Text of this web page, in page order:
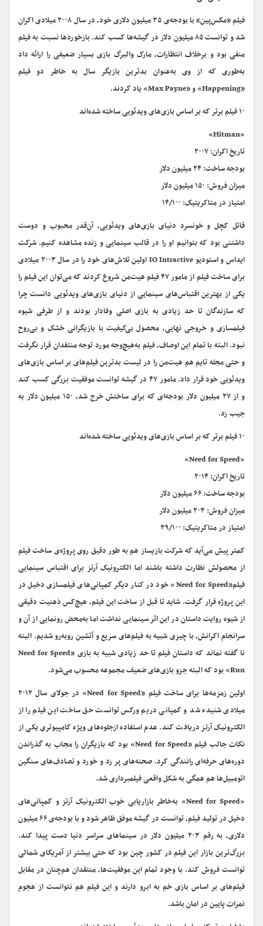
فیلم «مکس‌پین» با بودجه‌ی ۳۵ میلیون دلاری خود، در سال ۲۰۰۸ میلادی اکران
شد و توانست ۸۵ میلیون دلار در گیشه‌ها کسب کند. بازخوردها نسبت به فیلم
منفی بود و برخلاف انتظارات، مارک والبرگ بازی بسیار ضعیفی را ارائه داد
به‌طوری که از وی به‌عنوان بدترین بازیگر سال به خاطر دو فیلم
«Happening» و «Max Payne» یاد کردند.
۱۰ فیلم برتر که بر اساس بازی‌های ویدئویی ساخته شده‌اند
«Hitman»
تاریخ اکران: ۲۰۰۷
بودجه ساخت: ۲۴ میلیون دلار
میزان فروش: ۱۵۰ میلیون دلار
امتیاز در متاکریتیک: ۱۴/۱۰۰
قاتل کچل و خونسرد دنیای بازی‌های ویدئویی، آن‌قدر محبوب و دوست
داشتنی بود که بتوانیم او را در قالب سینمایی و زنده مشاهده کنیم. شرکت
ایداس و استودیو IO Intractive اولین تلاش‌های خود را در سال ۲۰۰۳ میلادی
برای ساخت فیلم از مامور ۴۷ فیلم هیت‌من شروع کردند که می‌توان این فیلم را
یکی از بهترین اقتباس‌های سینمایی از دنیای بازی‌های ویدئویی دانست چرا
که سازندگان تا حد زیادی به بازی اصلی وفادار بودند و از طرفی شیوه‌
فیلمسازی و خروجی نهایی، محصول بی‌کیفیت با بازیگرانی خشک و بی‌روح
نبود. البته با تمام این اوصاف، فیلم به‌هیچ‌وجه مورد توجه منتقدان قرار نگرفت
و حتی مجله‌ تایم هم هیت‌من را در لیست بدترین فیلم‌های بر اساس بازی‌های
ویدئویی خود قرار داد. مامور ۴۷ در گیشه توانست موفقیت بزرگی کسب کند
و از ۲۷ میلیون دلار بودجه‌ای که برای ساختش خرج شد، ۱۵۰ میلیون دلار به
جیب زد.
۱۰ فیلم برتر که بر اساس بازی‌های ویدئویی ساخته شده‌اند
«Need for Speed»
تاریخ اکران: ۲۰۱۴
بودجه ساخت: ۶۶ میلیون دلار
میزان فروش: ۲۰۳ میلیون دلار
امتیاز در متاکریتیک: ۳۹/۱۰۰
کمتر پیش می‌آید که شرکت بازیساز هم به طور دقیق روی پروژه‌ی ساخت فیلم
از محصولش نظارت داشته باشند اما الکترونیک آرتز برای اقتباس سینمایی
فیلم«Need for Speed» خود در کنار دیگر کمپانی‌های فیلمسازی دخیل در
این پروژه قرار گرفت. شاید تا قبل از ساخت این فیلم، هیچ‌کس ذهنیت دقیقی
از شیوه‌ روایت داستان در این اثر سینمایی نداشت اما به‌محض رونمایی از آن و
سرانجام اکرانش، با چیزی شبیه به فیلم‌های سریع و آتشین رو‌به‌رو شدیم. البته
نا گفته نماند که داستان فیلم تا حد زیادی شبیه به بازی «Need for Speed
Run» بود که البته جزو بازی‌های ضعیف مجموعه محسوب می‌شود.
اولین زمزمه‌ها برای ساخت فیلم «Need for Speed» در جولای سال ۲۰۱۲
میلادی شنیده شد و کمپانی دریم ورکس توانست حق ساخت این فیلم را از
الکترونیک آرتز دریافت کند. عدم استفاده ازجلوه‌های ویژه کامپیوتری یکی از
نکات جالب فیلم «Need for Speed» بود که بازیگران را مجاب به گذراندن
دوره‌های حرفه‌ای رانندگی کرد. صحنه‌های پر زد و خورد و تصادف‌های سنگین
اتومبیل‌ها هم همگی به شکل واقعی فیلمبرداری شد.
«Need for Speed» به‌خاطر بازاریابی خوب الکترونیک آرتز و کمپانی‌های
دخیل در تولید فیلم، توانست در گیشه موفق ظاهر شود و با بودجه‌ی ۶۶ میلیون
دلاری، به رقم ۲۰۳ میلیون دلار در سینماهای سراسر دنیا دست پیدا کند.
بزرگ‌ترین بازار این فیلم در کشور چین بود که حتی بیشتر از آمریکای شمالی
توانست فروش کند. با وجود تمام این موفقیت‌ها، منتقدان هم‌چنان در مقابل
فیلم‌های بر اساس بازی خم به ابرو دارند و این فیلم هم نتوانست از هجوم
نمرات پایین در امان باشد.